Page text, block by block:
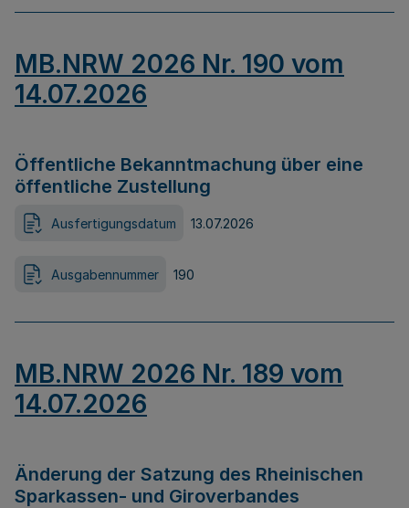
MB.NRW 2026 Nr. 190 vom
14.07.2026
Öffentliche Bekanntmachung über eine
öffentliche Zustellung
Ausfertigungsdatum 13.07.2026
Ausgabennummer 190
MB.NRW 2026 Nr. 189 vom
14.07.2026
Änderung der Satzung des Rheinischen
Sparkassen- und Giroverbandes